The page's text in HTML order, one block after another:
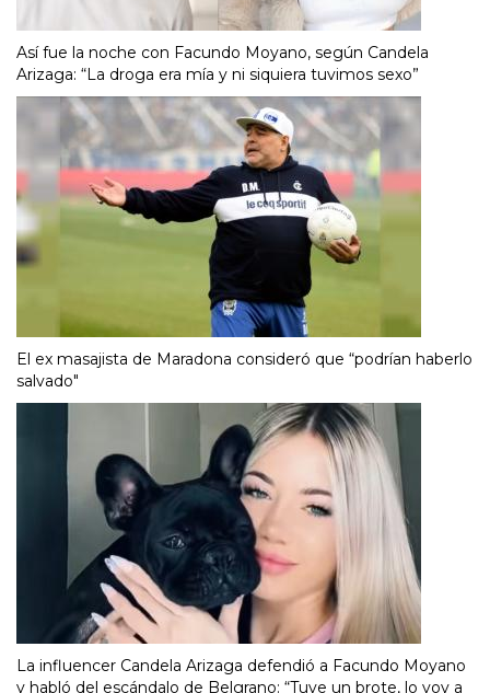
Así fue la noche con Facundo Moyano, según Candela
Arizaga: “La droga era mía y ni siquiera tuvimos sexo”
El ex masajista de Maradona consideró que “podrían haberlo
salvado"
La influencer Candela Arizaga defendió a Facundo Moyano
y habló del escándalo de Belgrano: “Tuve un brote, lo voy a